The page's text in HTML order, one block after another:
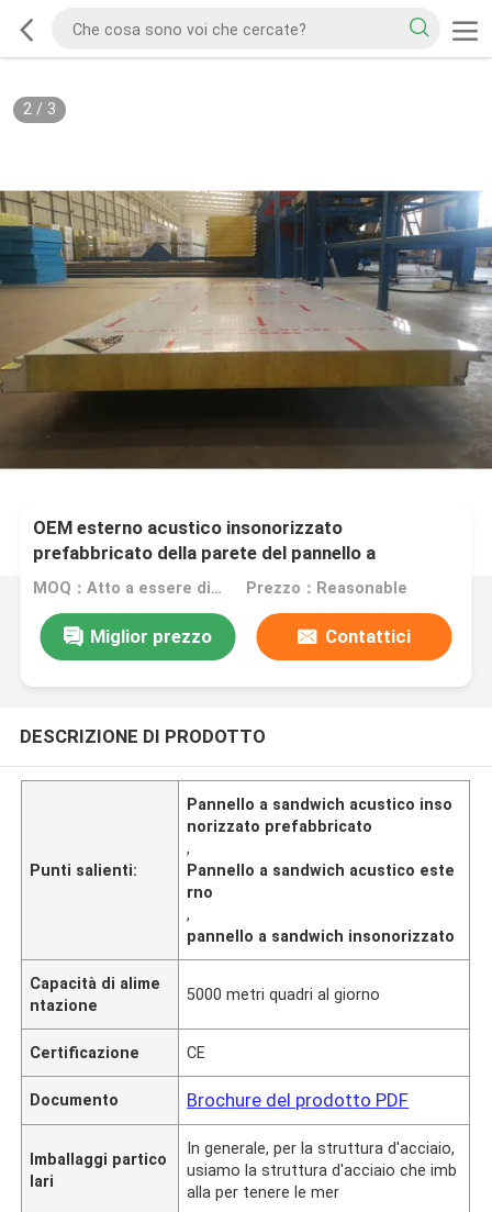
2/ 3
OEM esterno acustico insonorizzato
prefabbricato della parete del pannello a
sandwich
MOQ：Atto a essere discusso Prezzo：Reasonable
Miglior prezzo Contattici
DESCRIZIONE DI PRODOTTO
Punti salienti:
Pannello a sandwich acustico inso
norizzato prefabbricato
,
Pannello a sandwich acustico este
rno
,
pannello a sandwich insonorizzato
Capacità di alime
ntazione
5000 metri quadri al giorno
Certificazione CE
Documento Brochure del prodotto PDF
Imballaggi partico
lari
In generale, per la struttura d'acciaio,
usiamo la struttura d'acciaio che imb
alla per tenere le mer